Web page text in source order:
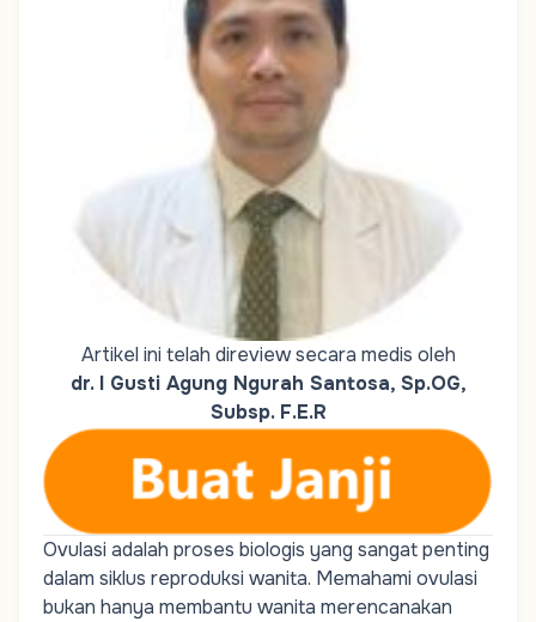
Artikel ini telah direview secara medis oleh
dr. I Gusti Agung Ngurah Santosa, Sp.OG,
Subsp. F.E.R
Ovulasi adalah proses biologis yang sangat penting
dalam siklus reproduksi wanita. Memahami ovulasi
bukan hanya membantu wanita merencanakan